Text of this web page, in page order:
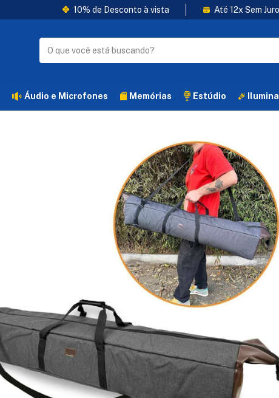
10% de Desconto à vista Até 12x Sem
Áudio e Microfones Memórias Estúdio